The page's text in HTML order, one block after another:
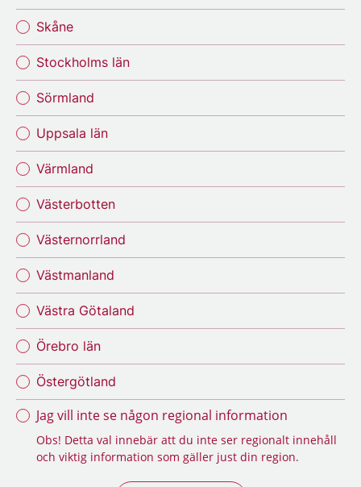
Skåne
Stockholms län
Sörmland
Uppsala län
Värmland
Västerbotten
Västernorrland
Västmanland
Västra Götaland
Örebro län
Östergötland
Jag vill inte se någon regional information
Obs! Detta val innebär att du inte ser regionalt innehåll
och viktig information som gäller just din region.